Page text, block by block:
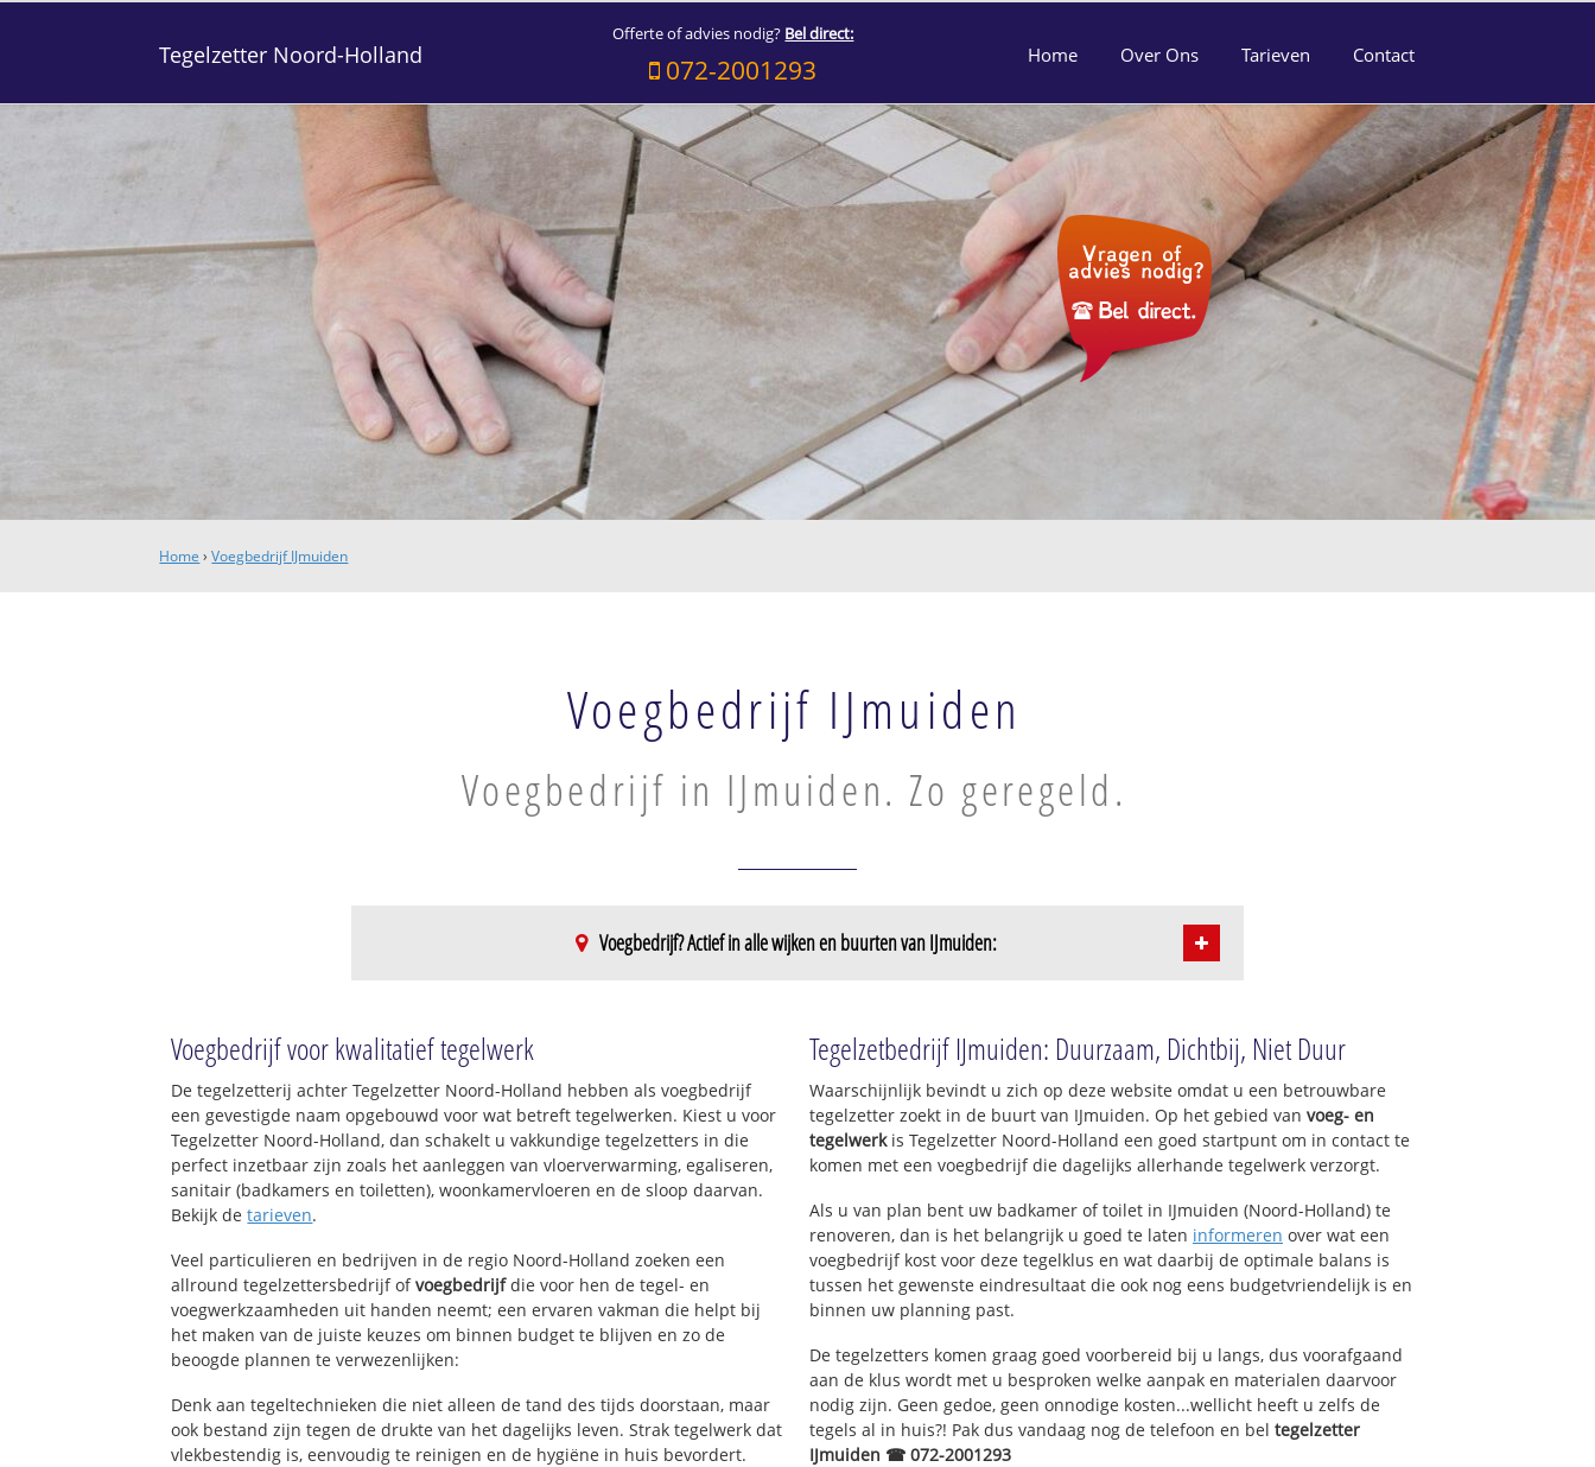
Tegelzetter Noord-Holland
Offerte of advies nodig? Bel direct:
072-2001293 Home Over Ons Tarieven Contact
Home ›Voegbedrijf IJmuiden
Voegbedrijf IJmuiden
Voegbedrijf in IJmuiden. Zo geregeld.
Voegbedrijf? Actief in alle wijken en buurten van IJmuiden:
Heidebuurt
Zeeheldenbuurt
Verzetsheldenbuurt
Natuurkundigenbuurt
Kikvorsbuurt
Stadhuisbuurt
Vissersbuurt
Oud-IJmuiden
Zuidzijdebuurt
Bomenbuurt
Velseroord
Paterskerkbuurt
Schildersbuurt
Rivierenbuurt
Canopusbuurt
Saturnusbuurt
Schiplaanbuurt
Bellatrixbuurt
Voegbedrijf voor kwalitatief tegelwerk
De tegelzetterij achter Tegelzetter Noord-Holland hebben als voegbedrijf
een gevestigde naam opgebouwd voor wat betreft tegelwerken. Kiest u voor
Tegelzetter Noord-Holland, dan schakelt u vakkundige tegelzetters in die
perfect inzetbaar zijn zoals het aanleggen van vloerverwarming, egaliseren,
sanitair (badkamers en toiletten), woonkamervloeren en de sloop daarvan.
Bekijk detarieven.
Veel particulieren en bedrijven in de regio Noord-Holland zoeken een
allround tegelzettersbedrijf ofvoegbedrijfdie voor hen de tegel- en
voegwerkzaamheden uit handen neemt; een ervaren vakman die helpt bij
het maken van de juiste keuzes om binnen budget te blijven en zo de
beoogde plannen te verwezenlijken:
Denk aan tegeltechnieken die niet alleen de tand des tijds doorstaan, maar
ook bestand zijn tegen de drukte van het dagelijks leven. Strak tegelwerk dat
vlekbestendig is, eenvoudig te reinigen en de hygiëne in huis bevordert.
Tegelzetbedrijf IJmuiden: Duurzaam, Dichtbij, Niet Duur
Waarschijnlijk bevindt u zich op deze website omdat u een betrouwbare
tegelzetter zoekt in de buurt van IJmuiden. Op het gebied van voeg- en
tegelwerkis Tegelzetter Noord-Holland een goed startpunt om in contact te
komen met een voegbedrijf die dagelijks allerhande tegelwerk verzorgt.
Als u van plan bent uw badkamer of toilet in IJmuiden (Noord-Holland) te
renoveren, dan is het belangrijk u goed te laten informeren over wat een
voegbedrijf kost voor deze tegelklus en wat daarbij de optimale balans is
tussen het gewenste eindresultaat die ook nog eens budgetvriendelijk is en
binnen uw planning past.
De tegelzetters komen graag goed voorbereid bij u langs, dus voorafgaand
aan de klus wordt met u besproken welke aanpak en materialen daarvoor
nodig zijn. Geen gedoe, geen onnodige kosten...wellicht heeft u zelfs de
tegels al in huis?! Pak dus vandaag nog de telefoon en bel tegelzetter
IJmuiden ☎ 072-2001293